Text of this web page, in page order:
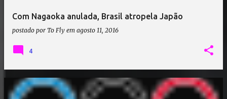
Com Nagaoka anulada, Brasil atropela Japão
postado por To Fly em agosto 11, 2016
4